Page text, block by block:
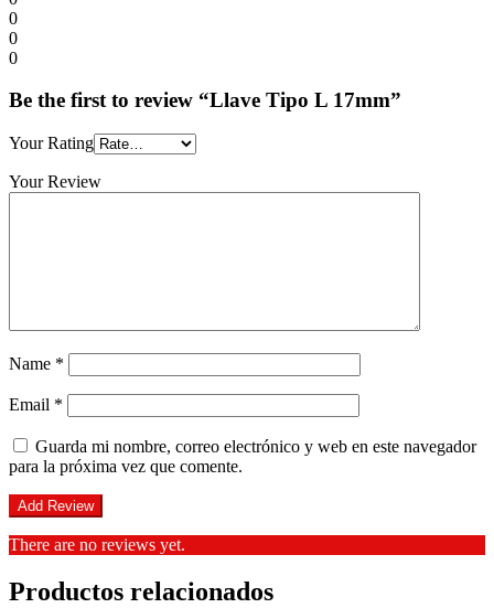
0
0
0
Be the first to review “Llave Tipo L 17mm”
Your Rating
Your Review
Name *
Email *
Guarda mi nombre, correo electrónico y web en este navegador
para la próxima vez que comente.
There are no reviews yet.
Productos relacionados